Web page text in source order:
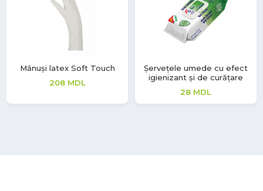
Mănuși latex Soft Touch
208 MDL
Șervețele umede cu efect
igienizant și de curățare
28 MDL